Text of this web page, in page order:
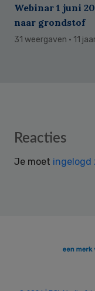
Webinar 1 juni
naar grondstof
31 weergaven · 11
Reader
Reacties
Je moet ingelogd